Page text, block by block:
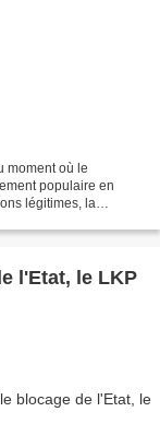
moment où le
populaire en
légitimes, la
l'Etat, le LKP